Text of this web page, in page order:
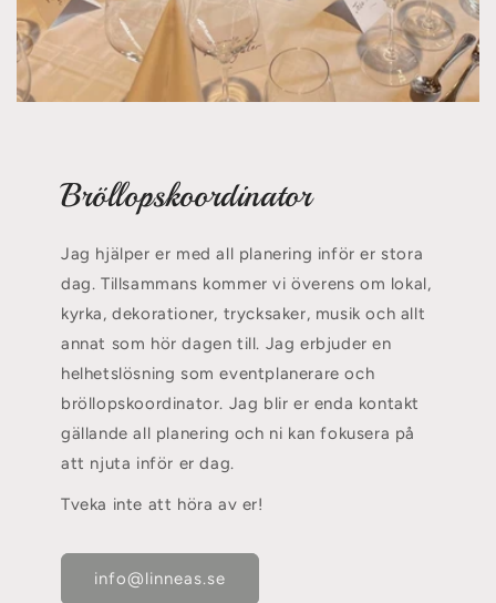
Bröllopskoordinator
Jag hjälper er med all planering inför er stora
dag. Tillsammans kommer vi överens om lokal,
kyrka, dekorationer, trycksaker, musik och allt
annat som hör dagen till. Jag erbjuder en
helhetslösning som eventplanerare och
bröllopskoordinator. Jag blir er enda kontakt
gällande all planering och ni kan fokusera på
att njuta inför er dag.
Tveka inte att höra av er!
info@linneas.se